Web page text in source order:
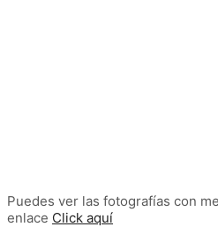
Puedes ver las fotografías con
enlace Click aquí